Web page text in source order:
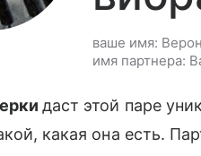
ваше имя:
имя партнера:
даст этой паре
какая она есть.